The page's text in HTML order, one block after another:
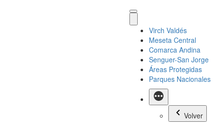
Virch Valdés
Meseta Central
Comarca Andina
Senguer-San Jorge
Áreas Protegidas
Parques Nacionales
Más
Volver